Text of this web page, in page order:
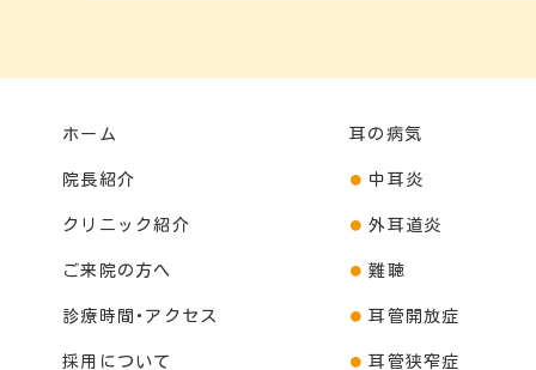
ホーム
院長紹介
クリニック紹介
ご来院の方へ
診療時間･アクセス
採用について
耳の病気
中耳炎
外耳道炎
難聴
耳管開放症
耳管狭窄症